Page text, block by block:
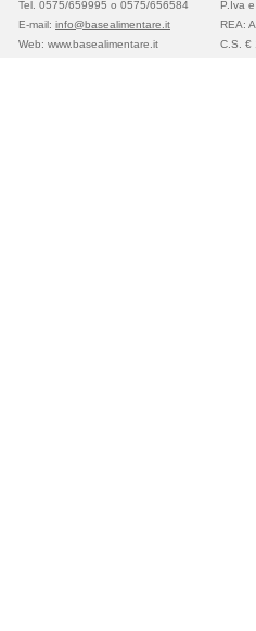
Tel. 0575/659995 o 0575/656584
E-mail: info@basealimentare.it
Web: www.basealimentare.it
P.Iva
REA:
C.S. €